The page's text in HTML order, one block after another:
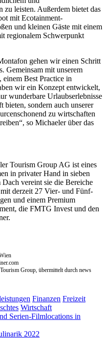
zu leisten. Außerdem bietet das
mit Ecotainment-
und kleinen Gäste mit einem
regionalem Schwerpunkt
gehen wir einen Schritt
Gemeinsam mit unserem
Best Practice in
wir ein Konzept entwickelt,
wunderbare Urlaubserlebnisse
bieten, sondern auch unserer
zu wirtschaften
so Michaeler über das
Tourism Group AG ist eines
in privater Hand in sieben
vereint sie die Bereiche
derzeit 27 Vier- und Fünf-
und einem Premium
die FMTG Invest und den
Group, übermittelt durch news
Finanzen Freizeit
Wirtschaft
Serien-Filmlocations in
2022